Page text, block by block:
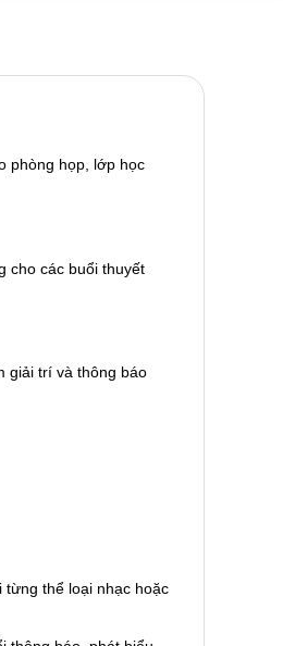
phòng họp, lớp học
cho các buổi thuyết
giải trí và thông báo
từng thể loại nhạc hoặc